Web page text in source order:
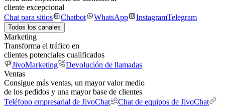
cliente excepcional
Chat para sitios
Chatbot WhatsApp InstagramTelegram
Todos los canales
Marketing
Transforma el tráfico en
clientes potenciales cualificados
JivoMarketing
Devolución de llamadas
Ventas
Consigue más ventas, un mayor valor medio
de los pedidos y una mayor base de clientes
Teléfono empresarial de JivoChat
Chat de equipos de JivoChat